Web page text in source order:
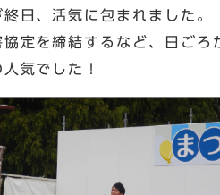
日、活気に包まれました。
協定を締結するなど、日ご
気でした！